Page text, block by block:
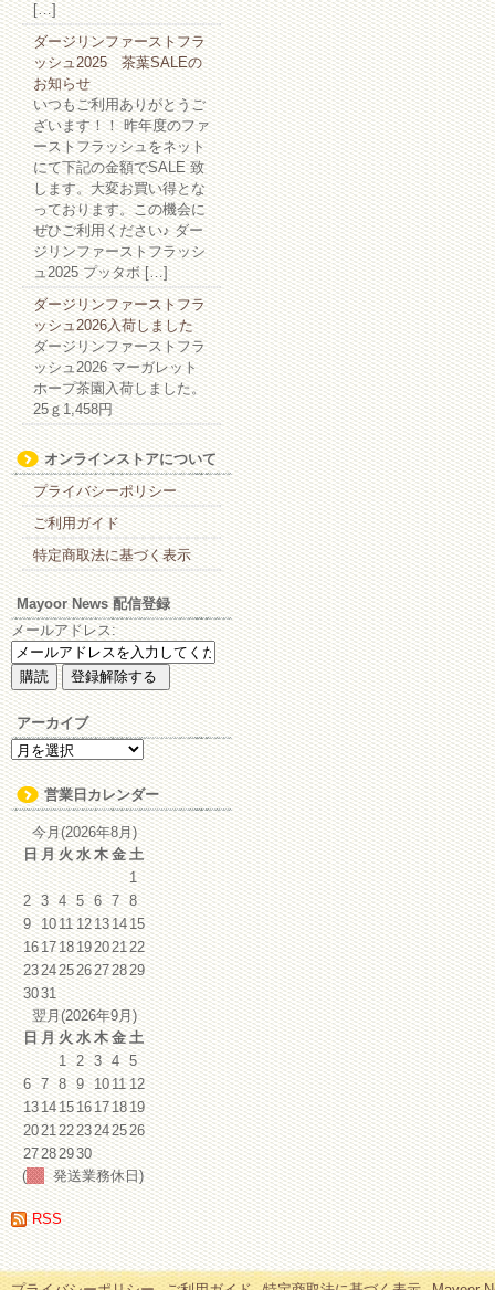
[…]
ダージリンファーストフラ
ッシュ2025 茶葉SALEの
お知らせ
いつもご利用ありがとうご
ざいます！！ 昨年度のファ
ーストフラッシュをネット
にて下記の金額でSALE 致
します。大変お買い得とな
っております。この機会に
ぜひご利用ください♪ ダー
ジリンファーストフラッシ
ュ2025 プッタボ […]
ダージリンファーストフラ
ッシュ2026入荷しました
ダージリンファーストフラ
ッシュ2026 マーガレット
ホープ茶園入荷しました。
25ｇ1,458円
オンラインストアについて
プライバシーポリシー
ご利用ガイド
特定商取法に基づく表示
Mayoor News 配信登録
メールアドレス:
アーカイブ
ア
ー
カ
イ
ブ
営業日カレンダー
今月(2026年8月)
日 月 火 水 木 金 土
1
2 3 4 5 6 7 8
9 1011 12131415
16171819202122
23242526272829
3031
翌月(2026年9月)
日 月 火 水 木 金 土
1 2 3 4 5
6 7 8 9 1011 12
13141516171819
20212223242526
27282930
(
発送業務休日)
RSS